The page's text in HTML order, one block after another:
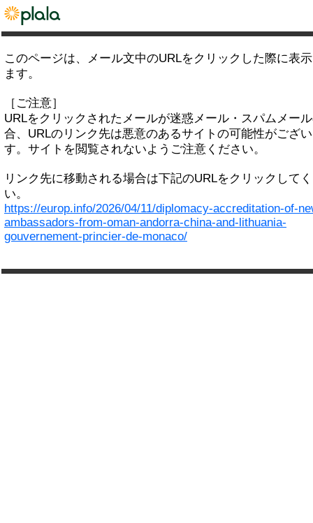
このページは、メール文中のURLをクリックした際に表
ます。
［ご注意］
URLをクリックされたメールが迷惑メール・スパムメー
合、URLのリンク先は悪意のあるサイトの可能性がござ
す。サイトを閲覧されないようご注意ください。
リンク先に移動される場合は下記のURLをクリックして
い。
https://europ.info/2026/04/11/diplomacy-accreditation-of-
ambassadors-from-oman-andorra-china-and-lithuania-
gouvernement-princier-de-monaco/